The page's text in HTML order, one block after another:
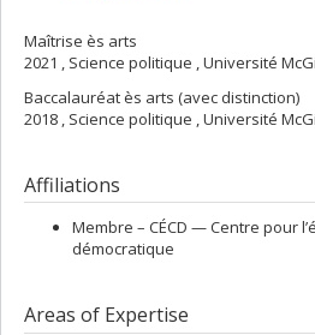
Maîtrise ès arts
2021 , Science politique , Université
Baccalauréat ès arts (avec distinction)
2018 , Science politique , Université
Affiliations
Membre – CÉCD — Centre pour
démocratique
Areas of Expertise